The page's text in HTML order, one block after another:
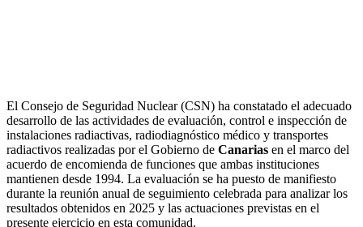
El Consejo de Seguridad Nuclear (CSN) ha constatado el adecuado
desarrollo de las actividades de evaluación, control e inspección de
instalaciones radiactivas, radiodiagnóstico médico y transportes
radiactivos realizadas por el Gobierno de Canarias en el marco del
acuerdo de encomienda de funciones que ambas instituciones
mantienen desde 1994. La evaluación se ha puesto de manifiesto
durante la reunión anual de seguimiento celebrada para analizar los
resultados obtenidos en 2025 y las actuaciones previstas en el
presente ejercicio en esta comunidad.